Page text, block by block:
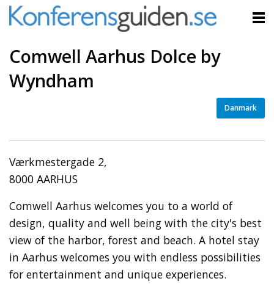
Comwell Aarhus Dolce by
Wyndham
Danmark
Værkmestergade 2,
8000 AARHUS
Comwell Aarhus welcomes you to a world of
design, quality and well being with the city's best
view of the harbor, forest and beach. A hotel stay
in Aarhus welcomes you with endless possibilities
for entertainment and unique experiences.